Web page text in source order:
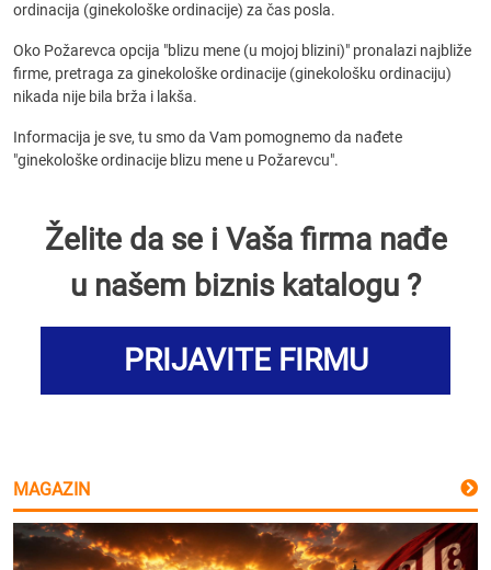
ordinacija (ginekološke ordinacije) za čas posla.
Oko Požarevca opcija "blizu mene (u mojoj blizini)" pronalazi najbliže
firme, pretraga za ginekološke ordinacije (ginekološku ordinaciju)
nikada nije bila brža i lakša.
Informacija je sve, tu smo da Vam pomognemo da nađete
"ginekološke ordinacije blizu mene u Požarevcu".
Želite da se i Vaša firma nađe
u našem biznis katalogu ?
PRIJAVITE FIRMU
MAGAZIN